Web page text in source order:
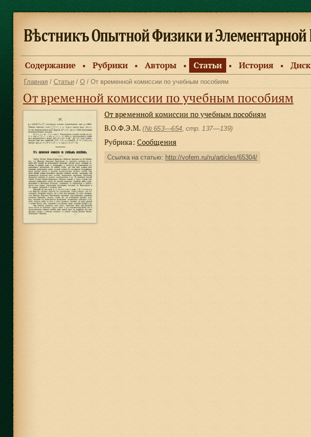
Содержание ● Рубрики ● Авторы ● Статьи ● История ● Диск
Главная / Статьи / О / От временной комиссии по учебным пособиям
От временной комиссии по учебным пособиям
От временной комиссии по учебным пособиям
В.О.Ф.Э.М. (№ 653—654 , стр. 137—139)
Рубрика: Сообщения
Ссылка на статью: http://vofem.ru/ru/articles/65304/